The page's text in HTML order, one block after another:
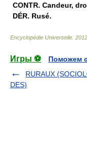
CONTR. Candeur,
DÉR. Rusé.
Encyclopédie Universelle 2012
Игры ⚽
Поможем
RURAUX
DES)